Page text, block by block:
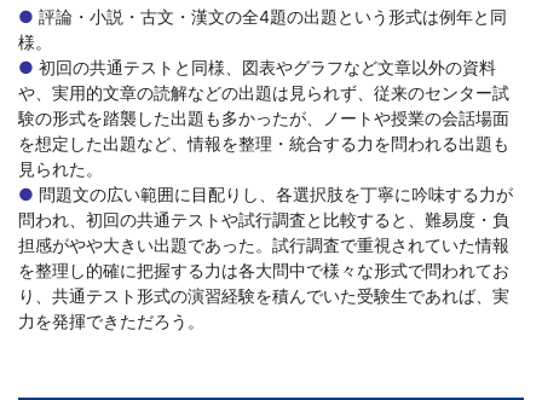
ら、
語
学
書、
幼
児・
● 評論・小説・古文・漢文の全4題の出題という形式は例年と同
様。
● 初回の共通テストと同様、図表やグラフなど文章以外の資料
や、実用的文章の読解などの出題は見られず、従来のセンター試
験の形式を踏襲した出題も多かったが、ノートや授業の会話場面
を想定した出題など、情報を整理・統合する力を問われる出題も
見られた。
● 問題文の広い範囲に目配りし、各選択肢を丁寧に吟味する力が
問われ、初回の共通テストや試行調査と比較すると、難易度・負
担感がやや大きい出題であった。試行調査で重視されていた情報
を整理し的確に把握する力は各大問中で様々な形式で問われてお
り、共通テスト形式の演習経験を積んでいた受験生であれば、実
力を発揮できただろう。